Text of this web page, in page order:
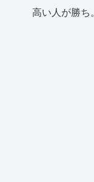
高い人が勝ち。